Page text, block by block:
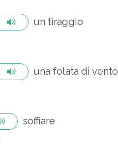
un tiraggio
una folata di vento
soffiare